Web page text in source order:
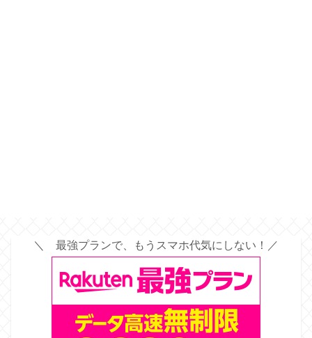
＼ 最強プランで、もうスマホ代気にしない！／